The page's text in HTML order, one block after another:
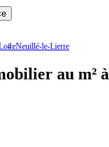
Neuillé-le-Lierre
au m²